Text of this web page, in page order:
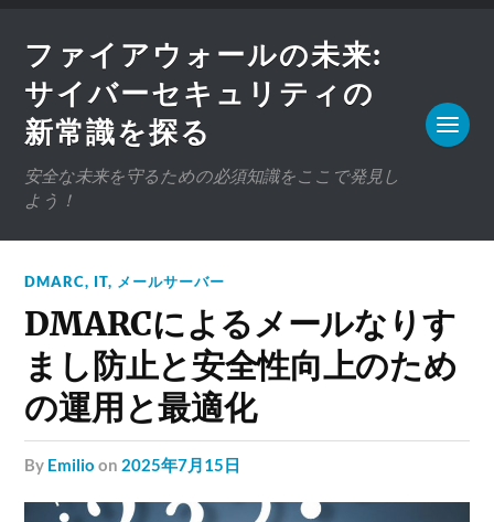
ファイアウォールの未来:
サイバーセキュリティの
新常識を探る
安全な未来を守るための必須知識をここで発見し
よう！
DMARC, IT, メールサーバー
DMARCによるメールなりす
まし防止と安全性向上のため
の運用と最適化
by Emilio on 2025年7月15日